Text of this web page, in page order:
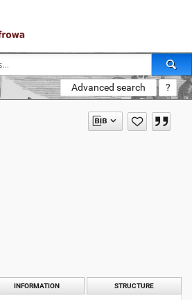
Advanced search ?
INFORMATION STRUCTURE